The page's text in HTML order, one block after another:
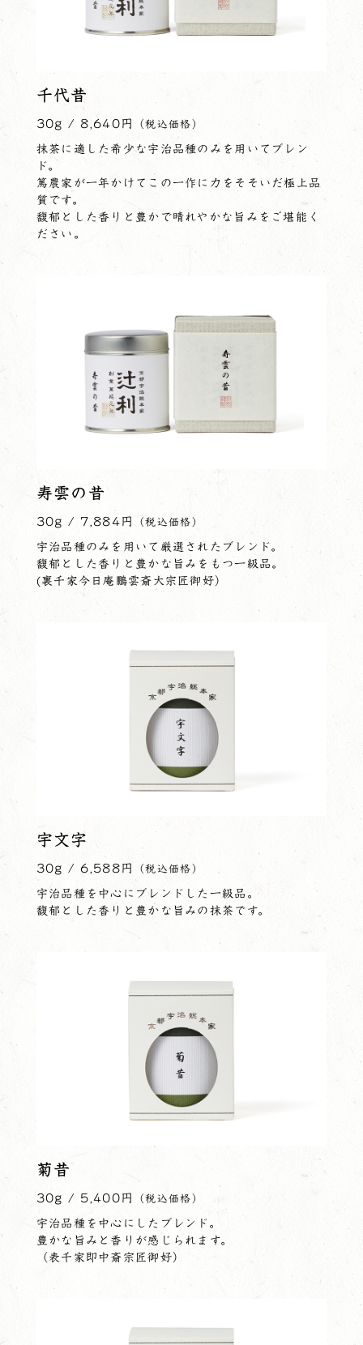
千代昔
30g / 8,640円 （税込価格）
抹茶に適した希少な宇治品種のみを用いてブレン
ド。
篤農家が一年かけてこの一作に力をそそいだ極上品
質です。
馥郁とした香りと豊かで晴れやかな旨みをご堪能く
ださい。
寿雲の昔
30g / 7,884円 （税込価格）
宇治品種のみを用いて厳選されたブレンド。
馥郁とした香りと豊かな旨みをもつ一級品。
(裏千家今日庵鵬雲斎大宗匠御好）
宇文字
30g / 6,588円 （税込価格）
宇治品種を中心にブレンドした一級品。
馥郁とした香りと豊かな旨みの抹茶です。
菊昔
30g / 5,400円 （税込価格）
宇治品種を中心にしたブレンド。
豊かな旨みと香りが感じられます。
（表千家即中斎宗匠御好）